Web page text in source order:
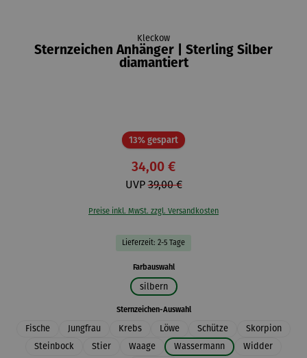
Kleckow
Sternzeichen Anhänger | Sterling Silber
diamantiert
13% gespartRabatt
34,00 €
UVP39,00 €
Preise inkl. MwSt. zzgl. Versandkosten
Lieferzeit: 2-5 Tage
Farbauswahlauswählen
silbern
Sternzeichen-Auswahlauswählen
Fische Jungfrau Krebs Löwe Schütze
Skorpion
Steinbock
Stier Waage Wassermann
Widder